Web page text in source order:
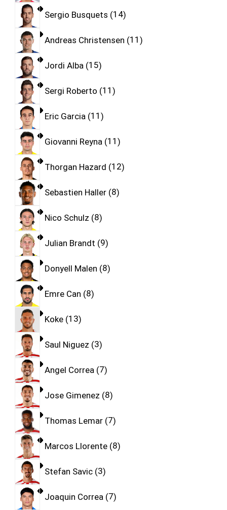
Sergio Busquets 14
Andreas Christensen 11
Jordi Alba 15
Sergi Roberto 11
Eric Garcia 11
Giovanni Reyna 11
Thorgan Hazard 12
Sebastien Haller 8
Nico Schulz 8
Julian Brandt 9
Donyell Malen 8
Emre Can 8
Koke 13
Saul Niguez 3
Angel Correa 7
Jose Gimenez 8
Thomas Lemar 7
Marcos Llorente 8
Stefan Savic 3
Joaquin Correa 7